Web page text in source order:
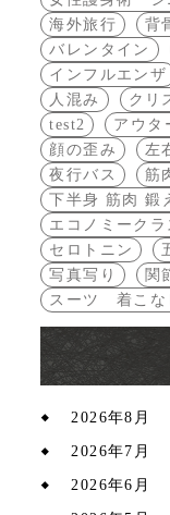
海外旅行
背
バレンタイン
インフルエンザ
人混み
クリ
test2
アウタ
顔の歪み
左
夜行バス
筋
下半身 筋肉 鍛
エコノミークラ
セロトニン
写真写り
関
スーツ 着こな
2026年8月
2026年7月
2026年6月